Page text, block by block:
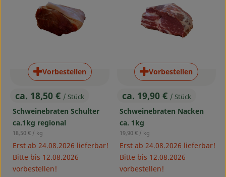
, Preis:
ca. 18,50 € / Stück
Schweinebraten Schulter
ca.1kg regional
, Referenzpreis:
18,50 € / kg
Erst ab 24.08.2026 lieferbar!
Bitte bis 12.08.2026
vorbestellen!
Vorbestellen
, Preis:
ca. 19,90 € / Stück
Schweinebraten Nacken
ca. 1kg
, Referenzpreis:
19,90 € / kg
Erst ab 24.08.2026 lieferbar!
Bitte bis 12.08.2026
vorbestellen!
Vorbestellen